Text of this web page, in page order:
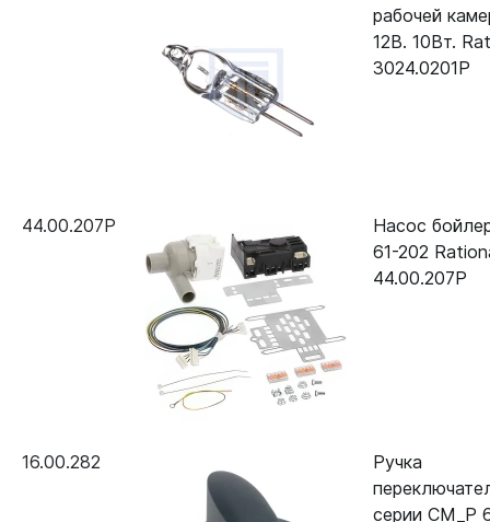
рабочей
12В. 10Вт.
3024.0201P
44.00.207P
Насос
61-202
44.00.207P
16.00.282
Ручка
серии CM_P